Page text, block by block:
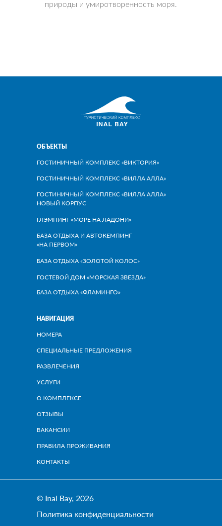
природы и умиротворенность моря.
ГОСТИНИЧНЫЙ КОМПЛЕКС «ВИКТОРИЯ»
ГОСТИНИЧНЫЙ КОМПЛЕКС «ВИЛЛА АЛЛА»
ГОСТИНИЧНЫЙ КОМПЛЕКС «ВИЛЛА АЛЛА»
НОВЫЙ КОРПУС
ГЛЭМПИНГ «МОРЕ НА ЛАДОНИ»
БАЗА ОТДЫХА И АВТОКЕМПИНГ
«НА ПЕРВОМ»
БАЗА ОТДЫХА «ЗОЛОТОЙ КОЛОС»
ГОСТЕВОЙ ДОМ «МОРСКАЯ ЗВЕЗДА»
БАЗА ОТДЫХА «ФЛАМИНГО»
НОМЕРА
СПЕЦИАЛЬНЫЕ ПРЕДЛОЖЕНИЯ
РАЗВЛЕЧЕНИЯ
УСЛУГИ
О КОМПЛЕКСЕ
ОТЗЫВЫ
ВАКАНСИИ
ПРАВИЛА ПРОЖИВАНИЯ
© Inal Bay, 2026
Политика конфиденциальности
ОБЪЕКТЫ
НАВИГАЦИЯ
КОНТАКТЫ